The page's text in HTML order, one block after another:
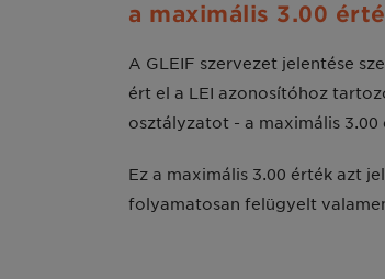
a maximális 3.00
A GLEIF szervezet jelentése
ért el a LEI azonosítóhoz
osztályzatot - a maximális
Ez a maximális 3.00 érték azt
folyamatosan felügyelt